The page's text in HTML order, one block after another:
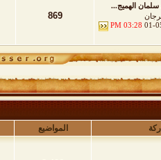
الهميج...
01-
03:28 PM
869
المواضيع